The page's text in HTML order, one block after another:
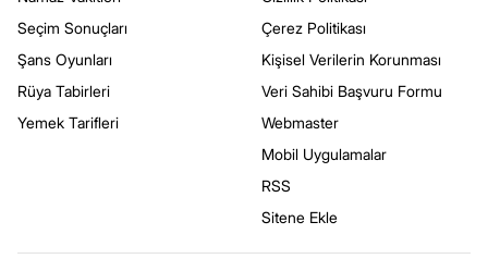
Seçim Sonuçları
Şans Oyunları
Rüya Tabirleri
Yemek Tarifleri
Çerez Politikası
Kişisel Verilerin Korunması
Veri Sahibi Başvuru Formu
Webmaster
Mobil Uygulamalar
RSS
Sitene Ekle